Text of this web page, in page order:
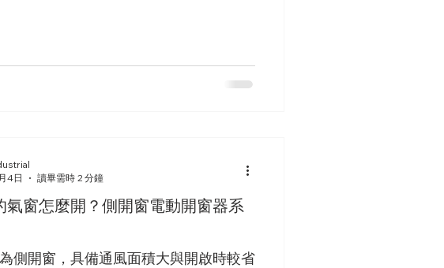
氣窗怎麼開？側開窗電動開窗器系
側開窗，具備通風面積大與開啟時較省
4日
讀畢需時 2 分鐘